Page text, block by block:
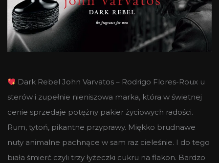
Dark Rebel John Varvatos – Rodrigo Flores-Roux u
sterów i zupełnie nieniszowa marka, która w świetnej
cenie sprzedaje potężny pakier życiowych radości.
Rum, tytoń, pikantne przyprawy. Miękko brudnawe
nuty animalne pachnące w sam raz cieleśnie. I do tego
biała śmierć czyli trzy łyżeczki cukru na flakon. Bardzo